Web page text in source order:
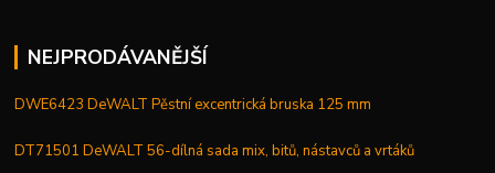
NEJPRODÁVANĚJŠÍ
DWE6423 DeWALT Pěstní excentrická bruska 125 mm
DT71501 DeWALT 56-dílná sada mix, bitů, nástavců a vrtáků